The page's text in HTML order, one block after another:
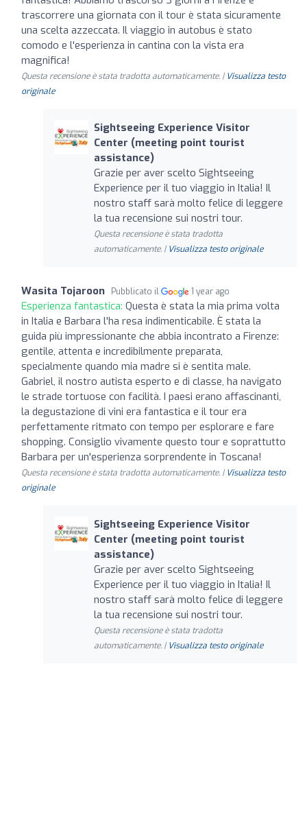
trascorrere una giornata con il tour è stata sicuramente
una scelta azzeccata. Il viaggio in autobus è stato
comodo e l'esperienza in cantina con la vista era
magnifica!
Questa recensione è stata tradotta automaticamente. | Visualizza testo
originale
Sightseeing Experience Visitor
Center (meeting point tourist
assistance)
Grazie per aver scelto Sightseeing
Experience per il tuo viaggio in Italia! Il
nostro staff sarà molto felice di leggere
la tua recensione sui nostri tour.
Questa recensione è stata tradotta
automaticamente. | Visualizza testo originale
Wasita Tojaroon Pubblicato il 1 year ago
Esperienza fantastica: Questa è stata la mia prima volta
in Italia e Barbara l'ha resa indimenticabile. È stata la
guida più impressionante che abbia incontrato a Firenze:
gentile, attenta e incredibilmente preparata,
specialmente quando mia madre si è sentita male.
Gabriel, il nostro autista esperto e di classe, ha navigato
le strade tortuose con facilità. I paesi erano affascinanti,
la degustazione di vini era fantastica e il tour era
perfettamente ritmato con tempo per esplorare e fare
shopping. Consiglio vivamente questo tour e soprattutto
Barbara per un'esperienza sorprendente in Toscana!
Questa recensione è stata tradotta automaticamente. | Visualizza testo
originale
Sightseeing Experience Visitor
Center (meeting point tourist
assistance)
Grazie per aver scelto Sightseeing
Experience per il tuo viaggio in Italia! Il
nostro staff sarà molto felice di leggere
la tua recensione sui nostri tour.
Questa recensione è stata tradotta
automaticamente. | Visualizza testo originale